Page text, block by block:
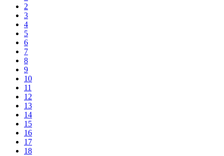
2
3
4
5
6
7
8
9
10
11
12
13
14
15
16
17
18